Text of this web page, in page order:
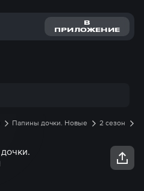
В
ПРИЛОЖЕНИЕ
Папины дочки. Новые
2 сезон